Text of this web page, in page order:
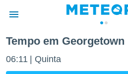
da
Tempo em Georgetown
06:11 Quinta